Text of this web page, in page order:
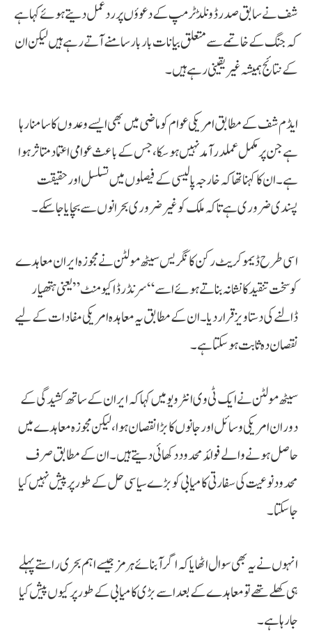
شف نے سابق صدر ڈونلڈ ٹرمپ کے دعوؤں پر ردعمل دیتے ہوئے کہا ہے
کہ جنگ کے خاتمے سے متعلق بیانات بار بار سامنے آتے رہے ہیں لیکن ان
کے نتائج ہمیشہ غیر یقینی رہے ہیں۔
ایڈم شف کے مطابق امریکی عوام کو ماضی میں بھی ایسے وعدوں کا سامنا رہا
ہے جن پر مکمل عملدرآمد نہیں ہو سکا، جس کے باعث عوامی اعتماد متاثر ہوا
ہے۔ ان کا کہنا تھا کہ خارجہ پالیسی کے فیصلوں میں تسلسل اور حقیقت
پسندی ضروری ہے تاکہ ملک کو غیر ضروری بحرانوں سے بچایا جا سکے۔
اسی طرح ڈیموکریٹ رکن کانگریس سیٹھ مولٹن نے مجوزہ ایران معاہدے
کو سخت تنقید کا نشانہ بناتے ہوئے اسے “سرنڈر ڈاکیومنٹ” یعنی ہتھیار
ڈالنے کی دستاویز قرار دیا۔ ان کے مطابق یہ معاہدہ امریکی مفادات کے لیے
نقصان دہ ثابت ہو سکتا ہے۔
سیٹھ مولٹن نے ایک ٹی وی انٹرویو میں کہا کہ ایران کے ساتھ کشیدگی کے
دوران امریکی وسائل اور جانوں کا بڑا نقصان ہوا، لیکن مجوزہ معاہدے میں
حاصل ہونے والے فوائد محدود دکھائی دیتے ہیں۔ ان کے مطابق صرف
محدود نوعیت کی سفارتی کامیابی کو بڑے سیاسی حل کے طور پر پیش نہیں کیا
جا سکتا۔
انہوں نے یہ بھی سوال اٹھایا کہ اگر آبنائے ہرمز جیسے اہم بحری راستے پہلے
ہی کھلے تھے تو معاہدے کے بعد اسے بڑی کامیابی کے طور پر کیوں پیش کیا
جا رہا ہے۔